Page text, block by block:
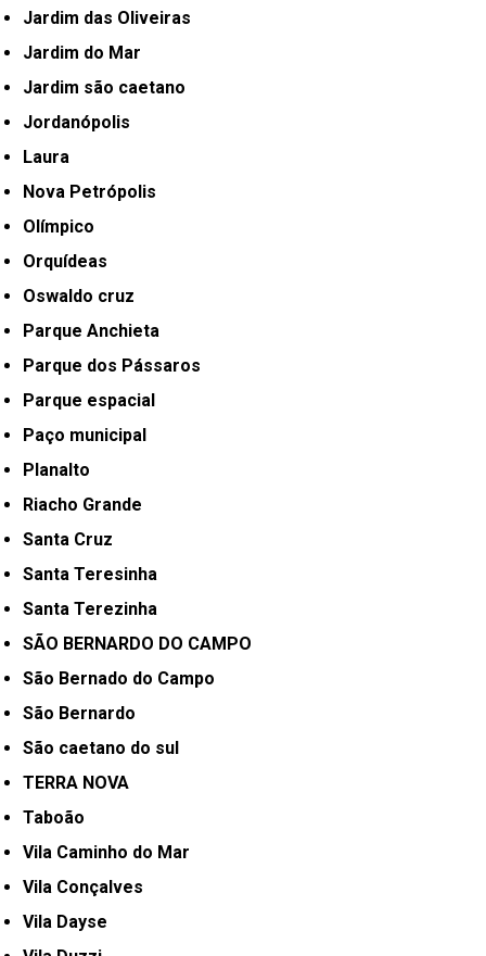
Jardim das Oliveiras
Jardim do Mar
Jardim são caetano
Jordanópolis
Laura
Nova Petrópolis
Olímpico
Orquídeas
Oswaldo cruz
Parque Anchieta
Parque dos Pássaros
Parque espacial
Paço municipal
Planalto
Riacho Grande
Santa Cruz
Santa Teresinha
Santa Terezinha
SÃO BERNARDO DO CAMPO
São Bernado do Campo
São Bernardo
São caetano do sul
TERRA NOVA
Taboão
Vila Caminho do Mar
Vila Conçalves
Vila Dayse